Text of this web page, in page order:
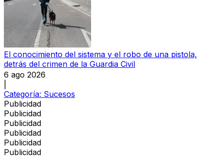
El conocimiento del sistema y el robo de una pistola,
detrás del crimen de la Guardia Civil
6 ago 2026
Categoría: Sucesos
Publicidad
Publicidad
Publicidad
Publicidad
Publicidad
Publicidad